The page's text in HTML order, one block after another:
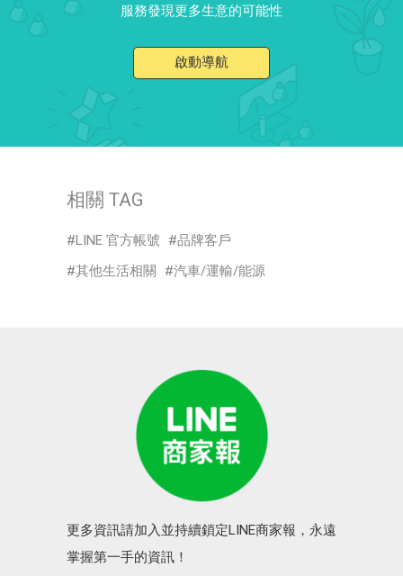
服務發現更多生意的可能性
啟動導航
相關 TAG
LINE 官方帳號
品牌客戶
其他生活相關
汽車/運輸/能源
更多資訊請加入並持續鎖定LINE商家報，永遠
掌握第一手的資訊！